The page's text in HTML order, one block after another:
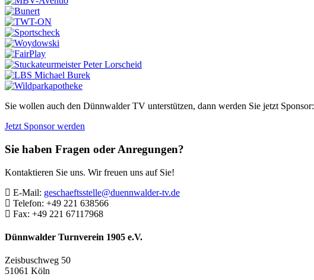
Sie wollen auch den Dünnwalder TV unterstützen, dann werden Sie jetzt Sponsor:
Jetzt Sponsor werden
Sie haben Fragen oder Anregungen?
Kontaktieren Sie uns. Wir freuen uns auf Sie!
E-Mail: geschaeftsstelle@duennwalder-tv.de
Telefon: +49 221 638566
Fax: +49 221 67117968
Dünnwalder Turnverein 1905 e.V.
Zeisbuschweg 50
51061 Köln